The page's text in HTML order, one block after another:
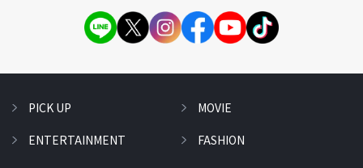
PICK UP
ENTERTAINMENT
MOVIE
FASHION